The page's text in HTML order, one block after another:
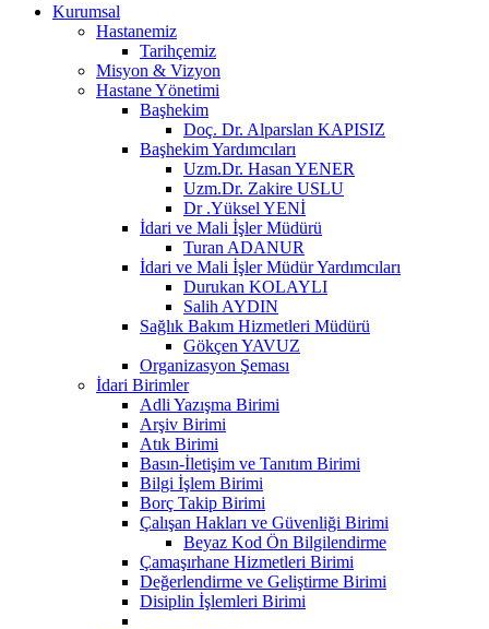
Kurumsal
Hastanemiz
Tarihçemiz
Misyon & Vizyon
Hastane Yönetimi
Başhekim
Doç. Dr. Alparslan KAPISIZ
Başhekim Yardımcıları
Uzm.Dr. Hasan YENER
Uzm.Dr. Zakire USLU
Dr .Yüksel YENİ
İdari ve Mali İşler Müdürü
Turan ADANUR
İdari ve Mali İşler Müdür Yardımcıları
Durukan KOLAYLI
Salih AYDIN
Sağlık Bakım Hizmetleri Müdürü
Gökçen YAVUZ
Organizasyon Şeması
İdari Birimler
Adli Yazışma Birimi
Arşiv Birimi
Atık Birimi
Basın-İletişim ve Tanıtım Birimi
Bilgi İşlem Birimi
Borç Takip Birimi
Çalışan Hakları ve Güvenliği Birimi
Beyaz Kod Ön Bilgilendirme
Çamaşırhane Hizmetleri Birimi
Değerlendirme ve Geliştirme Birimi
Disiplin İşlemleri Birimi